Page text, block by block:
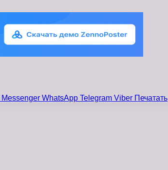
Messenger WhatsApp Telegram Viber Печатать